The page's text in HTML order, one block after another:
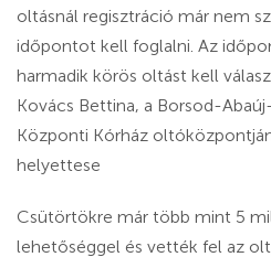
oltásnál regisztráció már nem
időpontot kell foglalni. Az
harmadik körös oltást kell
Kovács Bettina, a Borsod-
Központi Kórház
helyettese
Csütörtökre már több mint 5
lehetőséggel és vették fel az